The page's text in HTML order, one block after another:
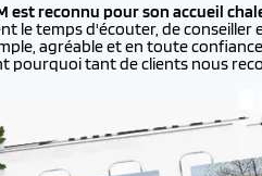
est reconnu pour son accueil
le temps d'écouter, de
agréable et en toute
pourquoi tant de clients nous